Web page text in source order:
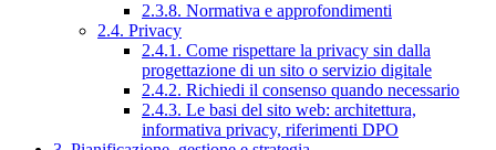
2.3.8. Normativa e approfondimenti
2.4. Privacy
2.4.1. Come rispettare la privacy sin dalla
progettazione di un sito o servizio digitale
2.4.2. Richiedi il consenso quando necessario
2.4.3. Le basi del sito web: architettura,
informativa privacy, riferimenti DPO